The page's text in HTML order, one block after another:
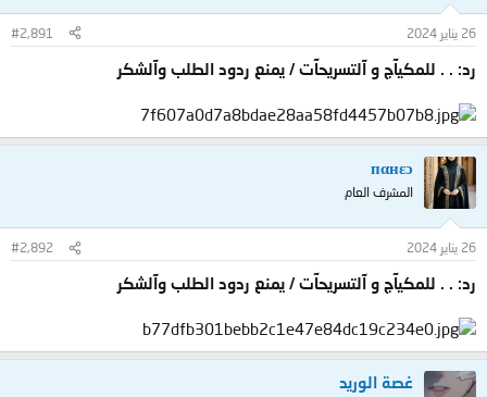
و
ض
و
ع
ب
ء
26 يناير 2024 #2,891
رد: . . للمكيآج و آلتسريحآت / يمنع ردود الطلب وآلشكر
пαнεɔ
المشرف العام
26 يناير 2024 #2,892
رد: . . للمكيآج و آلتسريحآت / يمنع ردود الطلب وآلشكر
غصة الوريد